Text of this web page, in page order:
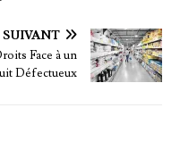
SUIVANT
Face à un
Défectueux